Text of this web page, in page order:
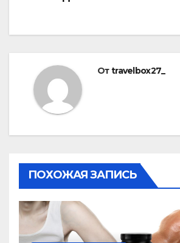
Отtravelbox27_
ПОХОЖАЯ ЗАПИСЬ